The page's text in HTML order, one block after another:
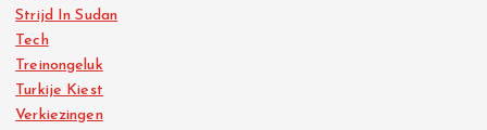
Strijd In Sudan
Tech
Treinongeluk
Turkije Kiest
Verkiezingen